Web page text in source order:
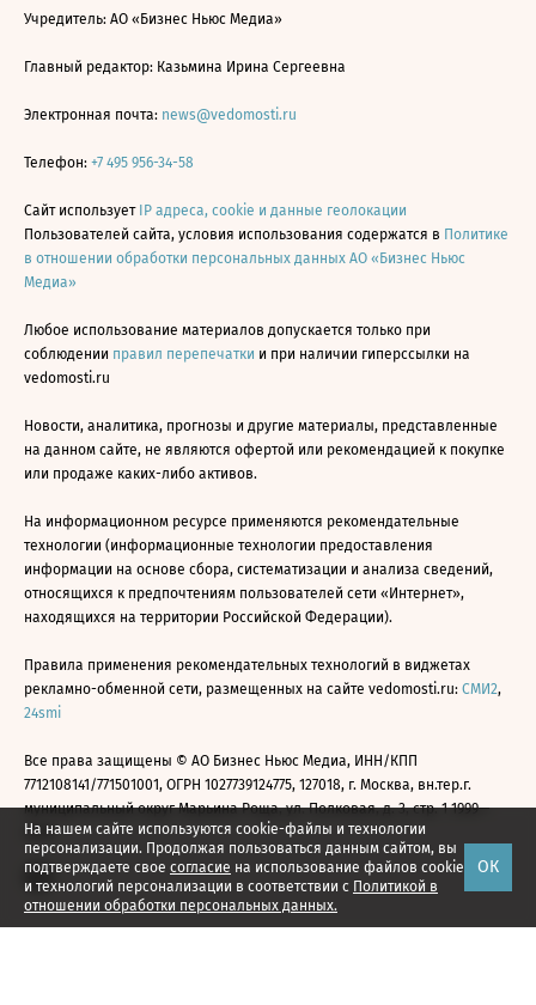
На нашем сайте используются cookie-файлы и технологии
персонализации. Продолжая пользоваться данным сайтом, вы
подтверждаете свое согласие на использование файлов cookie
и технологий персонализации в соответствии с Политикой в
отношении обработки персональных данных.
ОК
Учредитель: АО «Бизнес Ньюс Медиа»
Главный редактор: Казьмина Ирина Сергеевна
Электронная почта: news@vedomosti.ru
Телефон: +7 495 956-34-58
Сайт использует IP адреса, cookie и данные геолокации
Пользователей сайта, условия использования содержатся в Политике
в отношении обработки персональных данных АО «Бизнес Ньюс
Медиа»
Любое использование материалов допускается только при
соблюдении правил перепечатки и при наличии гиперссылки на
vedomosti.ru
Новости, аналитика, прогнозы и другие материалы, представленные
на данном сайте, не являются офертой или рекомендацией к покупке
или продаже каких-либо активов.
На информационном ресурсе применяются рекомендательные
технологии (информационные технологии предоставления
информации на основе сбора, систематизации и анализа сведений,
относящихся к предпочтениям пользователей сети «Интернет»,
находящихся на территории Российской Федерации).
Правила применения рекомендательных технологий в виджетах
рекламно-обменной сети, размещенных на сайте vedomosti.ru: СМИ2,
24smi
Все права защищены © АО Бизнес Ньюс Медиа, ИНН/КПП
7712108141/771501001, ОГРН 1027739124775, 127018, г. Москва, вн.тер.г.
муниципальный округ Марьина Роща, ул. Полковая, д. 3, стр. 1 1999—
2026